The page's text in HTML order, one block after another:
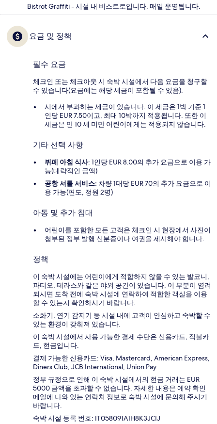
Bistrot Graffiti - 시설 내 비스트로입니다. 매일 운영됩니다.
요금 및 정책
필수 요금
체크인 또는 체크아웃 시 숙박 시설에서 다음 요금을 청구할
수 있습니다(요금에는 해당 세금이 포함될 수 있음).
시에서 부과하는 세금이 있습니다. 이 세금은 1박 기준 1
인당 EUR 7.50이고, 최대 10박까지 적용됩니다. 또한 이
세금은 만 10 세 미만 어린이에게는 적용되지 않습니다.
기타 선택 사항
뷔페 아침 식사: 1인당 EUR 8.00의 추가 요금으로 이용 가
능(대략적인 금액)
공항 셔틀 서비스: 차량 1대당 EUR 70의 추가 요금으로 이
용 가능(편도, 정원 2명)
아동 및 추가 침대
어린이를 포함한 모든 고객은 체크인 시 현장에서 사진이
첨부된 정부 발행 신분증이나 여권을 제시해야 합니다.
정책
이 숙박 시설에는 어린이에게 적합하지 않을 수 있는 발코니,
파티오, 테라스와 같은 야외 공간이 있습니다. 이 부분이 염려
되시면 도착 전에 숙박 시설에 연락하여 적합한 객실을 이용
할 수 있는지 확인하시기 바랍니다.
소화기, 연기 감지기 등 시설 내에 고객이 안심하고 숙박할 수
있는 환경이 갖춰져 있습니다.
이 숙박 시설에서 사용 가능한 결제 수단은 신용카드, 직불카
드, 현금입니다.
결제 가능한 신용카드: Visa, Mastercard, American Express,
Diners Club, JCB International, Union Pay
정부 규정으로 인해 이 숙박 시설에서의 현금 거래는 EUR
5000 금액을 초과할 수 없습니다. 자세한 내용은 예약 확인
메일에 나와 있는 연락처 정보로 숙박 시설에 문의해 주시기
바랍니다.
숙박 시설 등록 번호: IT058091A1H8K3JCIJ